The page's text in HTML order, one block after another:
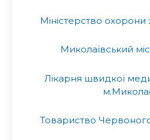
Міністерство охорони
Миколаївський
Лікарня швидкої
Товариство